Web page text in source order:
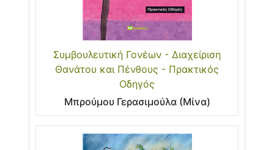
Συμβουλευτική Γονέων - Διαχείριση
Θανάτου και Πένθους - Πρακτικός
Οδηγός
Μπρούμου Γερασιμούλα (Μίνα)